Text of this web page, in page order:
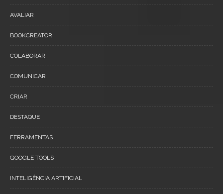
AVALIAR
BOOKCREATOR
COLABORAR
COMUNICAR
CRIAR
DESTAQUE
FERRAMENTAS
GOOGLE TOOLS
INTELIGÊNCIA ARTIFICIAL